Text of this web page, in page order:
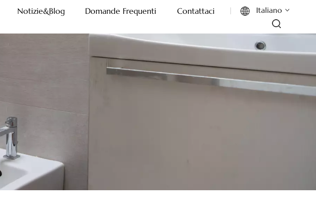
Notizie&Blog Domande Frequenti Contattaci Italiano
English